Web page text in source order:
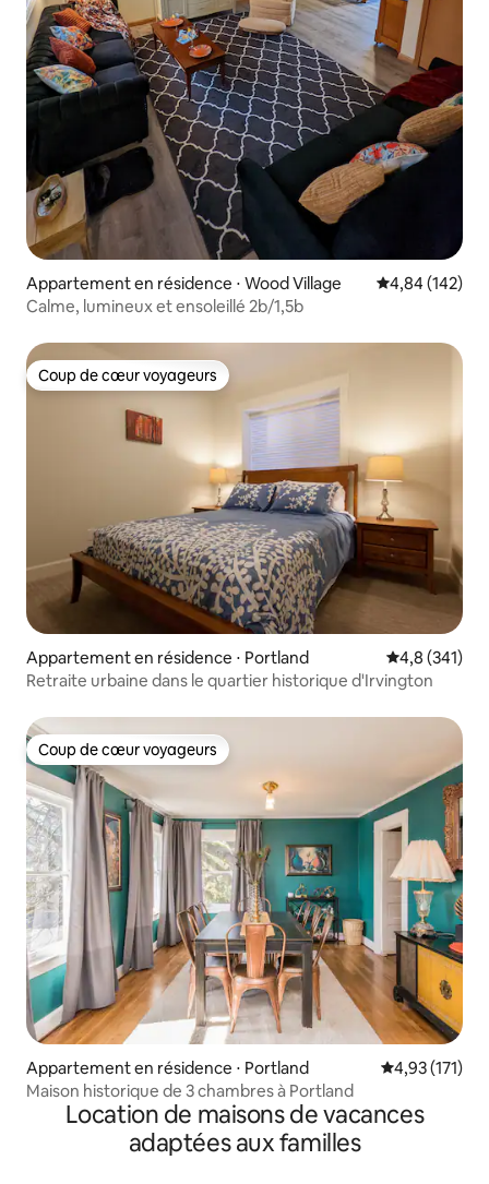
Appartement en résidence ⋅ Wood Village Évaluation
4,84 (142)
Calme, lumineux et ensoleillé 2b/1,5b
Coup de cœur voyageurs
Coup de cœur voyageurs
Appartement en résidence ⋅ Portland Évaluation
4,8 (341)
Retraite urbaine dans le quartier historique d'Irvington
Coup de cœur voyageurs
Coup de cœur voyageurs
Appartement en résidence ⋅ Portland Évaluation
4,93 (171)
Maison historique de 3 chambres à Portland
Location de maisons de vacances
adaptées aux familles